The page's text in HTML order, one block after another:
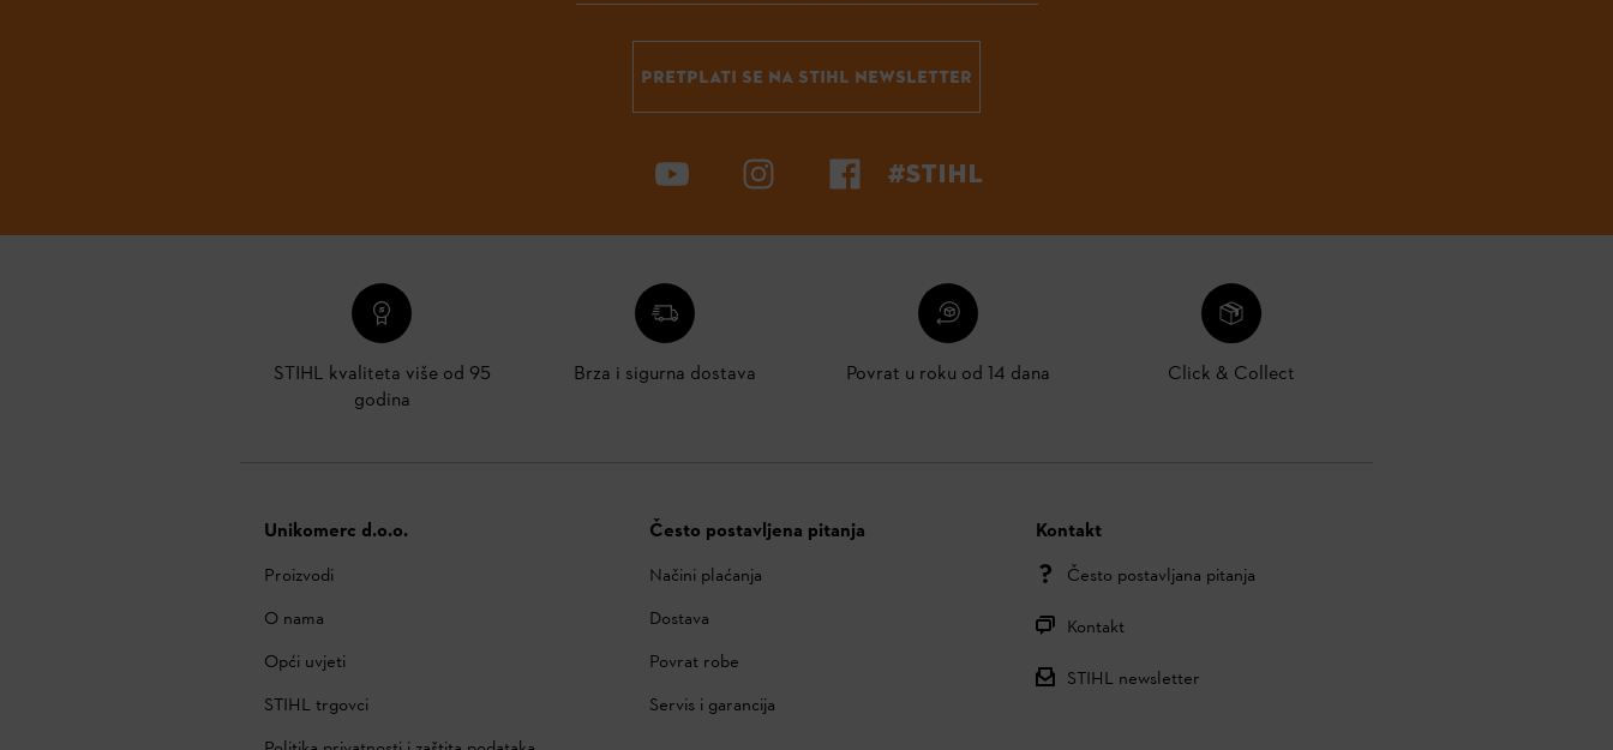
PRETPLATI SE NA STIHL NEWSLETTER
#STIHL
STIHL kvaliteta više od 95
godina
Brza i sigurna dostava Povrat u roku od 14 dana Click & Collect
Unikomerc d.o.o.
Proizvodi
O nama
Opći uvjeti
STIHL trgovci
Često postavljena pitanja
Načini plaćanja
Dostava
Povrat robe
Servis i garancija
Kontakt
Često postavljana pitanja
Kontakt
STIHL newsletter